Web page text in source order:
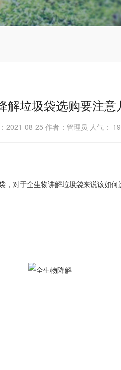
解垃圾袋选购要注意
2021-08-25 作者：管理员 人气：
对于全生物讲解垃圾袋来说该如何